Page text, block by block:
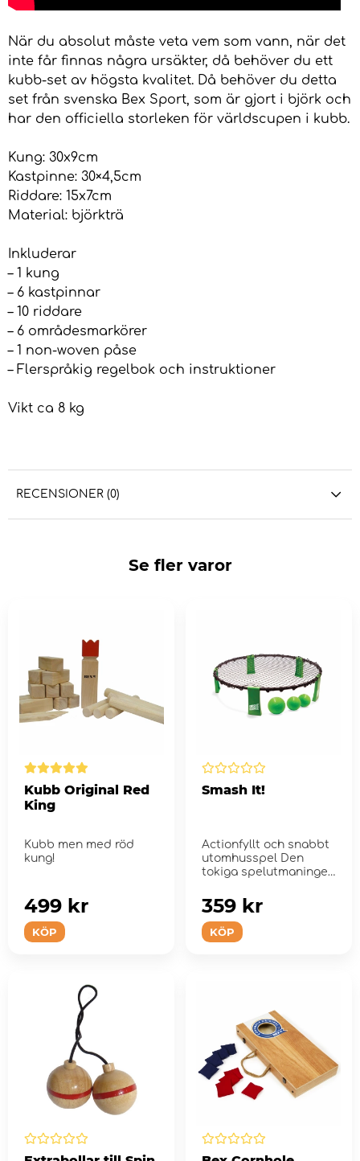
När du absolut måste veta vem som vann, när det
inte får finnas några ursäkter, då behöver du ett
kubb-set av högsta kvalitet. Då behöver du detta
set från svenska Bex Sport, som är gjort i björk och
har den officiella storleken för världscupen i kubb.
Kung: 30x9cm
Kastpinne: 30×4,5cm
Riddare: 15x7cm
Material: björkträ
Inkluderar
– 1 kung
– 6 kastpinnar
– 10 riddare
– 6 områdesmarkörer
– 1 non-woven påse
– Flerspråkig regelbok och instruktioner
Vikt ca 8 kg
RECENSIONER (0)
Se fler varor
Kubb Original Red
King
Kubb men med röd
kung!
KÖP
499 kr
Smash It!
Actionfyllt och snabbt
utomhusspel Den
tokiga spelutmaningen
KÖP
359 kr